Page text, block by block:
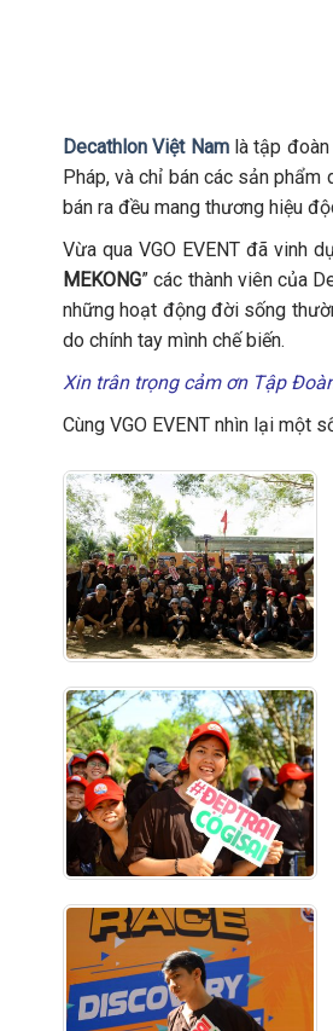
Decathlon Việt Namlà tập đoàn
Pháp, và chỉ bán các sản
bán ra đều mang thương hiệu
Vừa qua VGO EVENT đã vinh
MEKONG” các thành viên của
những hoạt động đời sống
do chính tay mình chế biến.
Xin trân trọng cảm ơn Tập
Cùng VGO EVENT nhìn lại một